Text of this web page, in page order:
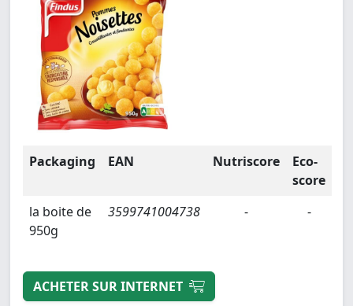
Packaging EAN Nutriscore
Eco-
score
la boite de
950g
3599741004738 - -
ACHETER SUR INTERNET